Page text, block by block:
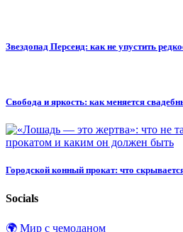
Звездопад Персеид: как не упустить
Свобода и яркость: как меняется
Городской конный прокат: что
Socials
🌍 Мир с чемоданом